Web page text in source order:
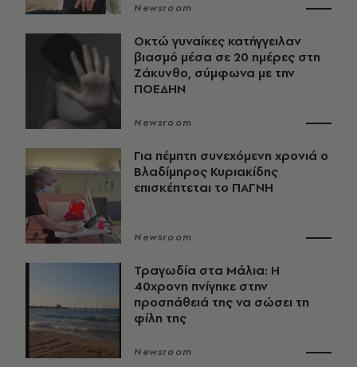
Newsroom
Οκτώ γυναίκες κατήγγειλαν
βιασμό μέσα σε 20 ημέρες στη
Ζάκυνθο, σύμφωνα με την
ΠΟΕΔΗΝ
Newsroom
Για πέμπτη συνεχόμενη χρονιά ο
Βλαδίμηρος Κυριακίδης
επισκέπτεται το ΠΑΓΝΗ
Newsroom
Τραγωδία στα Μάλια: Η
40χρονη πνίγηκε στην
προσπάθειά της να σώσει τη
φίλη της
Newsroom